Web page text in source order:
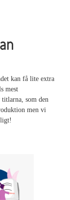
kan få lite extra
mest
som den
men vi